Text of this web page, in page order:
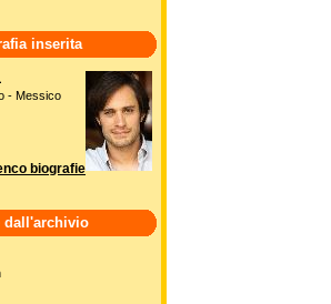
inserita
- Messico
biografie
dall'archivio